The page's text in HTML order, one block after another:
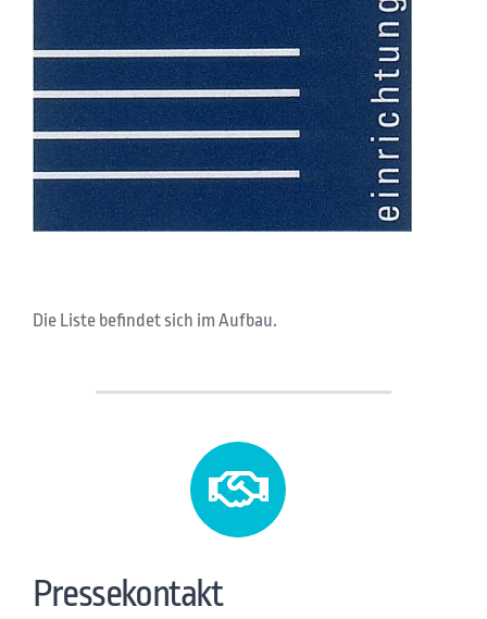
Die Liste befindet sich im Aufbau.
Pressekontakt